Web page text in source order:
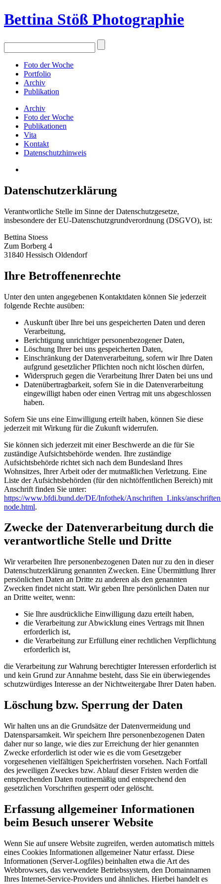
Bettina Stöß Photographie
Foto der Woche
Portfolio
Archiv
Publikation
Archiv
Foto der Woche
Publikationen
Vita
Kontakt
Datenschutzhinweis
Datenschutzerklärung
Verantwortliche Stelle im Sinne der Datenschutzgesetze,
insbesondere der EU-Datenschutzgrundverordnung (DSGVO), ist:
Bettina Stoess
Zum Borberg 4
31840 Hessisch Oldendorf
Ihre Betroffenenrechte
Unter den unten angegebenen Kontaktdaten können Sie jederzeit
folgende Rechte ausüben:
Auskunft über Ihre bei uns gespeicherten Daten und deren
Verarbeitung,
Berichtigung unrichtiger personenbezogener Daten,
Löschung Ihrer bei uns gespeicherten Daten,
Einschränkung der Datenverarbeitung, sofern wir Ihre Daten
aufgrund gesetzlicher Pflichten noch nicht löschen dürfen,
Widerspruch gegen die Verarbeitung Ihrer Daten bei uns und
Datenübertragbarkeit, sofern Sie in die Datenverarbeitung
eingewilligt haben oder einen Vertrag mit uns abgeschlossen
haben.
Sofern Sie uns eine Einwilligung erteilt haben, können Sie diese
jederzeit mit Wirkung für die Zukunft widerrufen.
Sie können sich jederzeit mit einer Beschwerde an die für Sie
zuständige Aufsichtsbehörde wenden. Ihre zuständige
Aufsichtsbehörde richtet sich nach dem Bundesland Ihres
Wohnsitzes, Ihrer Arbeit oder der mutmaßlichen Verletzung. Eine
Liste der Aufsichtsbehörden (für den nichtöffentlichen Bereich) mit
Anschrift finden Sie unter:
https://www.bfdi.bund.de/DE/Infothek/Anschriften_Links/
node.html.
Zwecke der Datenverarbeitung durch die
verantwortliche Stelle und Dritte
Wir verarbeiten Ihre personenbezogenen Daten nur zu den in dieser
Datenschutzerklärung genannten Zwecken. Eine Übermittlung Ihrer
persönlichen Daten an Dritte zu anderen als den genannten
Zwecken findet nicht statt. Wir geben Ihre persönlichen Daten nur
an Dritte weiter, wenn:
Sie Ihre ausdrückliche Einwilligung dazu erteilt haben,
die Verarbeitung zur Abwicklung eines Vertrags mit Ihnen
erforderlich ist,
die Verarbeitung zur Erfüllung einer rechtlichen Verpflichtung
erforderlich ist,
die Verarbeitung zur Wahrung berechtigter Interessen erforderlich ist
und kein Grund zur Annahme besteht, dass Sie ein überwiegendes
schutzwürdiges Interesse an der Nichtweitergabe Ihrer Daten haben.
Löschung bzw. Sperrung der Daten
Wir halten uns an die Grundsätze der Datenvermeidung und
Datensparsamkeit. Wir speichern Ihre personenbezogenen Daten
daher nur so lange, wie dies zur Erreichung der hier genannten
Zwecke erforderlich ist oder wie es die vom Gesetzgeber
vorgesehenen vielfältigen Speicherfristen vorsehen. Nach Fortfall
des jeweiligen Zweckes bzw. Ablauf dieser Fristen werden die
entsprechenden Daten routinemäßig und entsprechend den
gesetzlichen Vorschriften gesperrt oder gelöscht.
Erfassung allgemeiner Informationen
beim Besuch unserer Website
Wenn Sie auf unsere Website zugreifen, werden automatisch mittels
eines Cookies Informationen allgemeiner Natur erfasst. Diese
Informationen (Server-Logfiles) beinhalten etwa die Art des
Webbrowsers, das verwendete Betriebssystem, den Domainnamen
Ihres Internet-Service-Providers und ähnliches. Hierbei handelt es